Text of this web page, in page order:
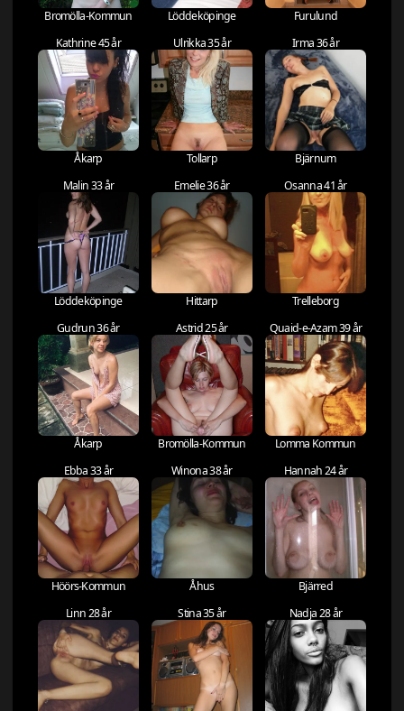
Bromölla-Kommun Löddeköpinge
Furulund
Kathrine 45 år
Åkarp
Ulrikka 35 år
Tollarp
Irma 36 år
Bjärnum
Malin 33 år
Löddeköpinge
Emelie 36 år
Hittarp
Osanna 41 år
Trelleborg
Gudrun 36 år
Åkarp
Astrid 25 år
Bromölla-Kommun
Quaid-e-Azam 39 år
Lomma Kommun
Ebba 33 år
Höörs-Kommun
Winona 38 år
Åhus
Hannah 24 år
Bjärred
Linn 28 år
Stina 35 år Nadja 28 år